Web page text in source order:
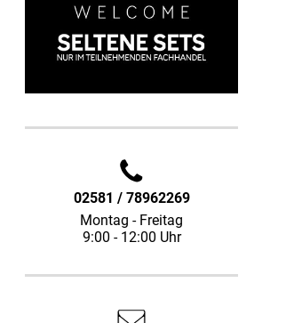
02581 / 78962269
Montag - Freitag
9:00 - 12:00 Uhr